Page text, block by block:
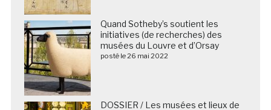
Quand Sotheby’s soutient les
initiatives (de recherches) des
musées du Louvre et d’Orsay
posté le 26 mai 2022
DOSSIER / Les musées et lieux de